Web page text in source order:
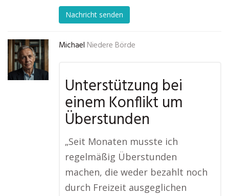
Nachricht senden
Michael Niedere Börde
Unterstützung bei
einem Konflikt um
Überstunden
„Seit Monaten musste ich
regelmäßig Überstunden
machen, die weder bezahlt noch
durch Freizeit ausgeglichen